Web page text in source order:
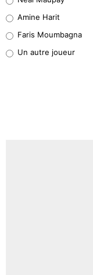
1%
9%
Amine Harit
Faris Moumbagna
Un autre joueur